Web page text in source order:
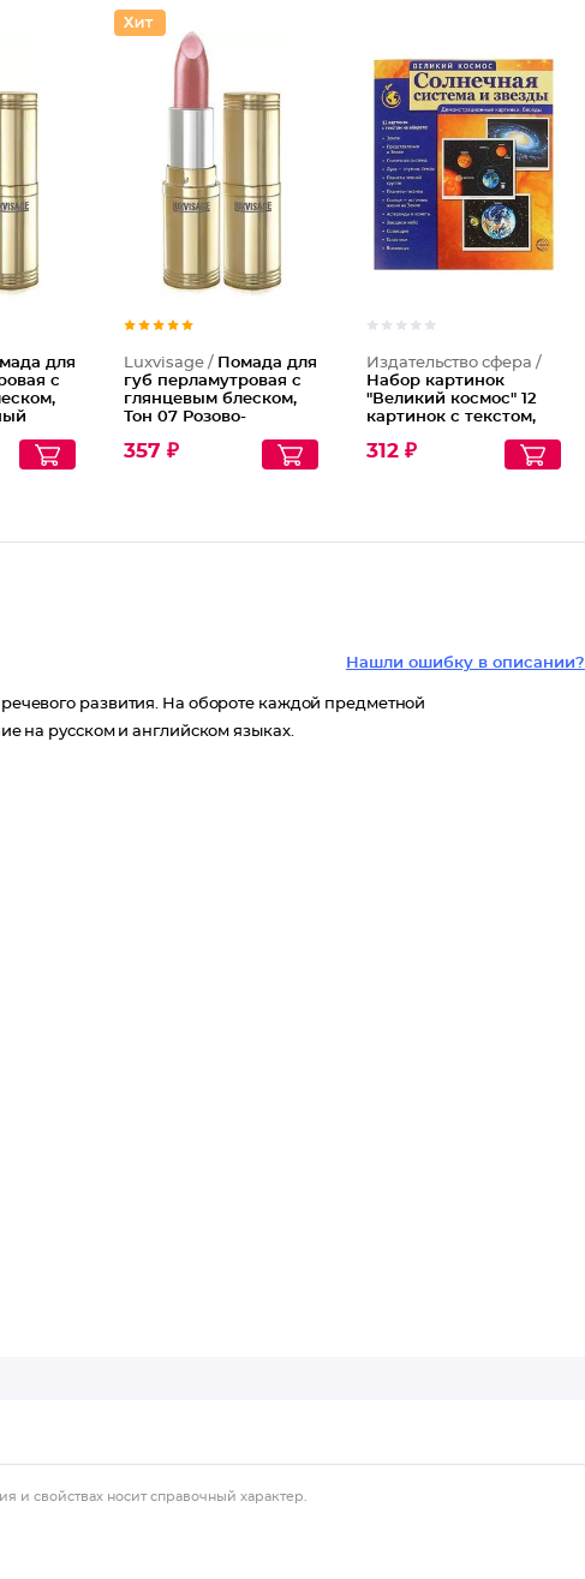
для
с
Luxvisage / Помада для
губ перламутровая с
глянцевым блеском,
Тон 07 Розово-
жемчужным
357 ₽
Издательство сфера /
Набор картинок
"Великий космос" 12
картинок с текстом,
312 ₽
Нашли ошибку в описании?
развития. На обороте каждой предметной
на русском и английском языках.
и свойствах носит справочный характер.